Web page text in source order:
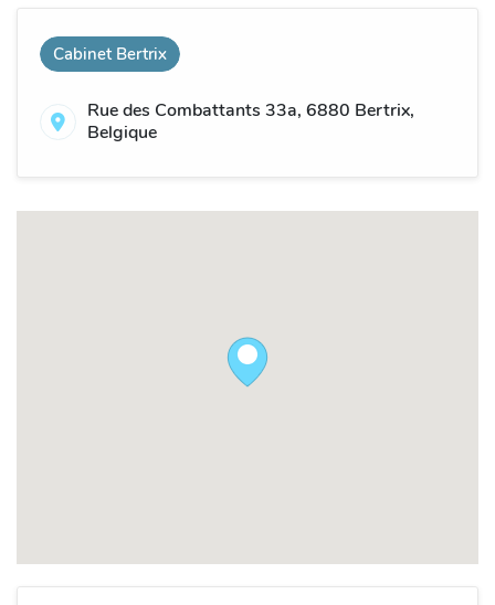
Cabinet Bertrix
Rue des Combattants 33a, 6880 Bertrix,
Belgique